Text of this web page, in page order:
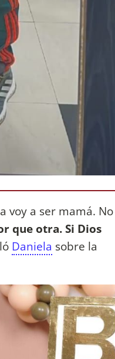
voy a ser mamá. No
que otra. Si Dios
Daniela sobre la